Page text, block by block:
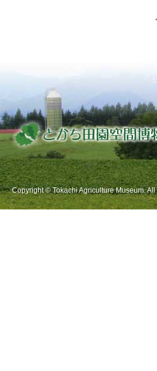
Copyright © Tokachi Agriculture Museum.